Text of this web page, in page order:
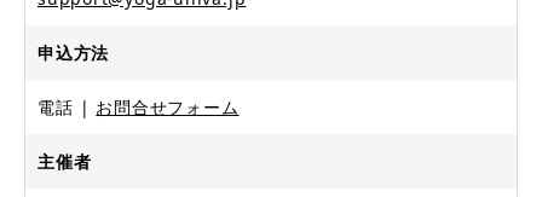
申込方法
電話 お問合せフォーム
主催者